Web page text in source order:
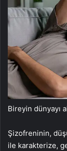
Bireyin dünyayı
Şizofreninin,
ile karakterize,